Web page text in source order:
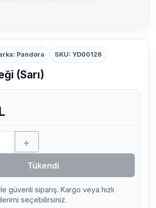
Pandora SKU: YD00126
(Sarı)
+
Tükendi
güvenli sipariş. Kargo veya hızlı
seçebilirsiniz.